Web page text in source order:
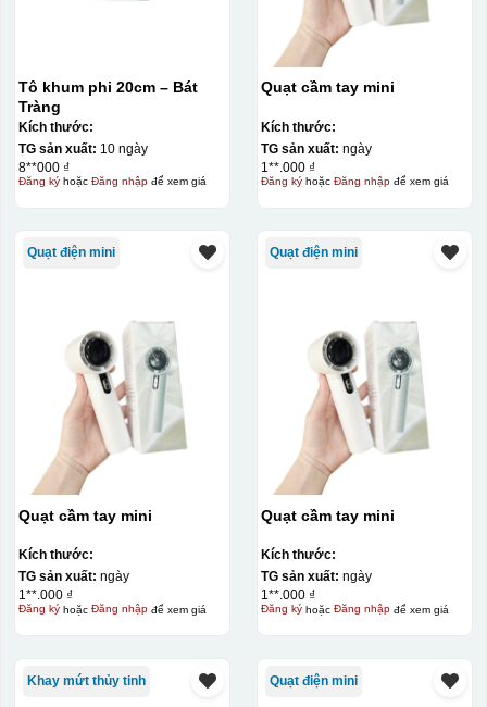
Tô khum phi 20cm – Bát
Tràng
Kích thước:
TG sản xuất: 10 ngày
8**000 ₫
Đăng kýhoặc Đăng nhậpđể xem giá
Quạt cầm tay mini
Kích thước:
TG sản xuất: ngày
1**.000 ₫
Đăng kýhoặc Đăng nhậpđể xem giá
Quạt điện mini
Quạt cầm tay mini
Kích thước:
TG sản xuất: ngày
1**.000 ₫
Đăng kýhoặc Đăng nhậpđể xem giá
Quạt điện mini
Quạt cầm tay mini
Kích thước:
TG sản xuất: ngày
1**.000 ₫
Đăng kýhoặc Đăng nhậpđể xem giá
Khay mứt thủy tinh Quạt điện mini